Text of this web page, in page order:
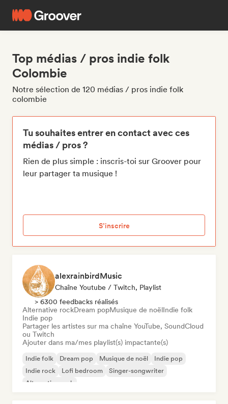
Top médias / pros indie folk
Colombie
Notre sélection de 120 médias / pros indie folk
colombie
Tu souhaites entrer en contact avec ces
médias / pros ?
Rien de plus simple : inscris-toi sur Groover pour
leur partager ta musique !
S’inscrire
alexrainbirdMusic
Chaîne Youtube / Twitch, Playlist
> 6300 feedbacks réalisés
Alternative rockDream popMusique de noëlIndie folk
Indie pop
Partager les artistes sur ma chaîne YouTube, SoundCloud
ou Twitch
Ajouter dans ma/mes playlist(s) impactante(s)
Indie folk Dream pop Musique de noël
Indie pop
Indie rock
Lofi bedroom
Singer-songwriter
Alternative rock